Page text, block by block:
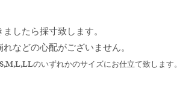
したら採寸致します。
などの​心配がございません。​
のいずれかのサイズにお仕立て致します。